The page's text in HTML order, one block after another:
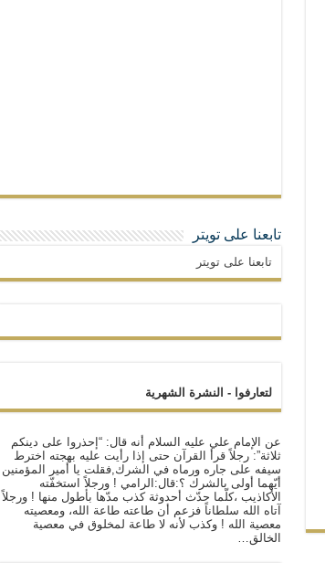
تابعنا على تويتر
تابعنا على تويتر
لتعارفوا - النشرة الشهرية
عن الإمام علي عليه السلام أنه قال: “إحذروا على دينكم
ثلاثة”: رجلاً قرأ القرآن حتى إذا رأيت عليه بهجته اخترط
سيفه على جاره ورماه في الشرك,فقلت يا أمير المؤمنين
أيّهما أولى بالشرك ؟:قال:الرامي ! ورجلاً استخفّته
الأكاذيب ،كلّما حدّث أحدوثة كذب مدّها بأطول منها ! ورجلاً
آتاه الله سلطاناً فزعم أن طاعته طاعة الله، ومعصيته
معصية الله ! وكذب لأنه لا طاعة لمخلوق في معصية
الخالق…